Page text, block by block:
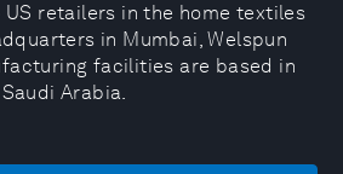
retailers in the home textiles
in Mumbai, Welspun
facilities are based in
Arabia.